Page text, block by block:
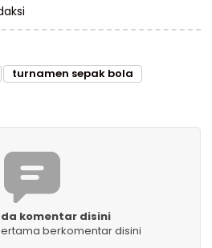
turnamen sepak bola
komentar disini
berkomentar disini